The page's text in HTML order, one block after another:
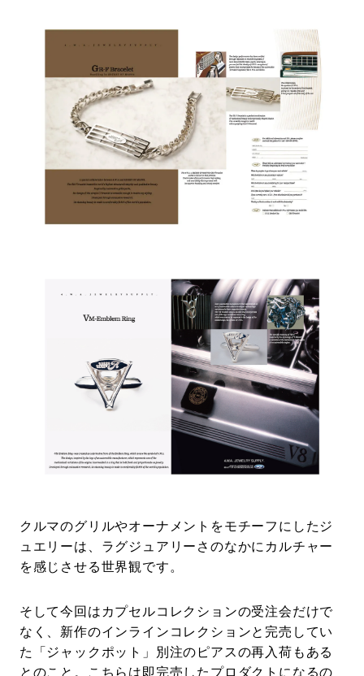
クルマのグリルやオーナメントをモチーフにしたジ
ュエリーは、ラグジュアリーさのなかにカルチャー
を感じさせる世界観です。
そして今回はカプセルコレクションの受注会だけで
なく、新作のインラインコレクションと完売してい
た「ジャックポット」別注のピアスの再入荷もある
とのこと。こちらは即完売したプロダクトになるの